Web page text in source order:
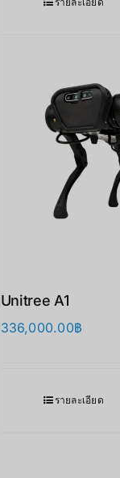
Unitree A1
336,000.00฿
รายละเอียด